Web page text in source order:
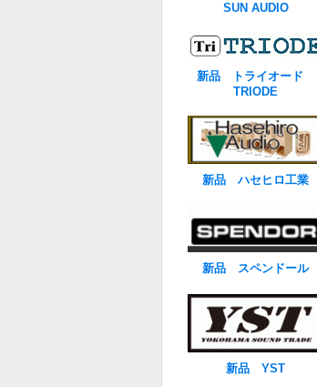
SUN AUDIO
新品 トライオード
TRIODE
新品 ハセヒロ工業
新品 スペンドール
新品 YST